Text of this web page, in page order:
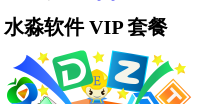
水淼软件 VIP 套餐